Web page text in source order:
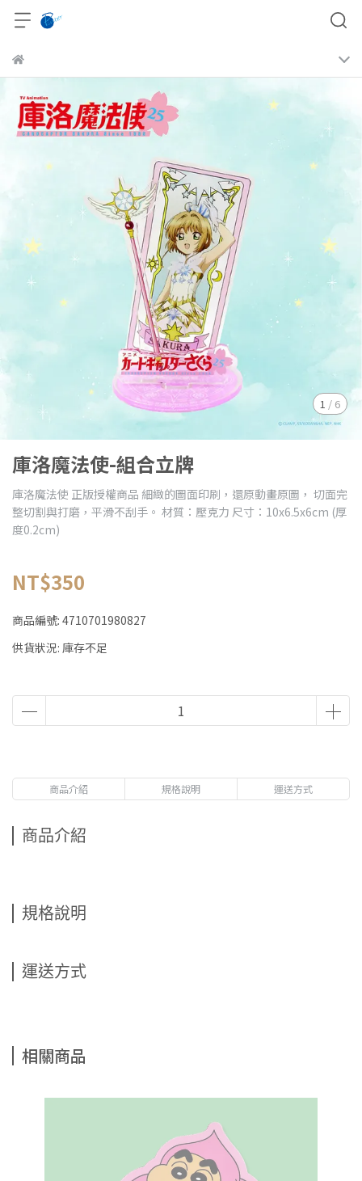
1 / 6
庫洛魔法使-組合立牌
庫洛魔法使 正版授權商品 細緻的圖面印刷，還原動畫原圖， 切面完
整切割與打磨，平滑不刮手。 材質：壓克力 尺寸：10x6.5x6cm (厚
度0.2cm)
NT$350
商品編號: 4710701980827
供貨狀況: 庫存不足
商品介紹 規格說明 運送方式
商品介紹
規格說明
運送方式
相關商品